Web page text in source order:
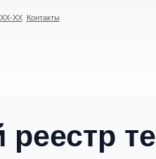
XX Контакты